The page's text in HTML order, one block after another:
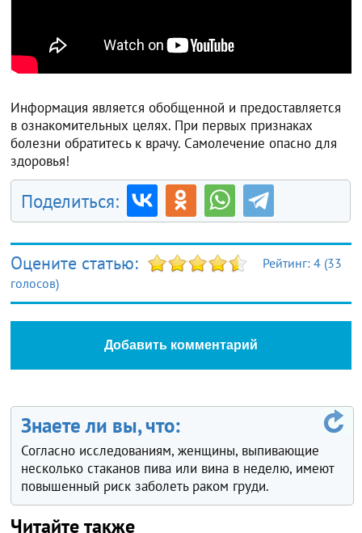
Информация является обобщенной и предоставляется
в ознакомительных целях. При первых признаках
болезни обратитесь к врачу. Самолечение опасно для
здоровья!
Поделиться:
Оцените статью: Рейтинг:4 (33
голосов)
Добавить комментарий
Знаете ли вы, что:
Согласно исследованиям, женщины, выпивающие
несколько стаканов пива или вина в неделю, имеют
повышенный риск заболеть раком груди.
Читайте также